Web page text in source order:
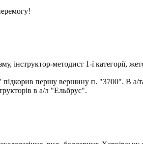
методист 1-ї категорії,
підкорив першу вершину п. "3700".
в а/л "Ельбрус".